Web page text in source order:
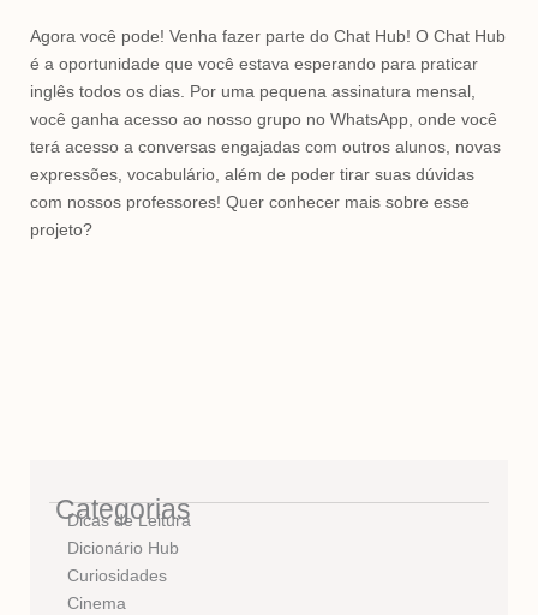
Agora você pode! Venha fazer parte do Chat Hub! O Chat Hub
é a oportunidade que você estava esperando para praticar
inglês todos os dias. Por uma pequena assinatura mensal,
você ganha acesso ao nosso grupo no WhatsApp, onde você
terá acesso a conversas engajadas com outros alunos, novas
expressões, vocabulário, além de poder tirar suas dúvidas
com nossos professores! Quer conhecer mais sobre esse
projeto?
Categorias
Dicas de Leitura
Dicionário Hub
Curiosidades
Cinema